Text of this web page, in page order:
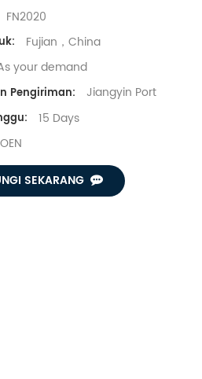
FN2020
Fujian，China
your demand
Pengiriman: Jiangyin Port
15 Days
SEKARANG